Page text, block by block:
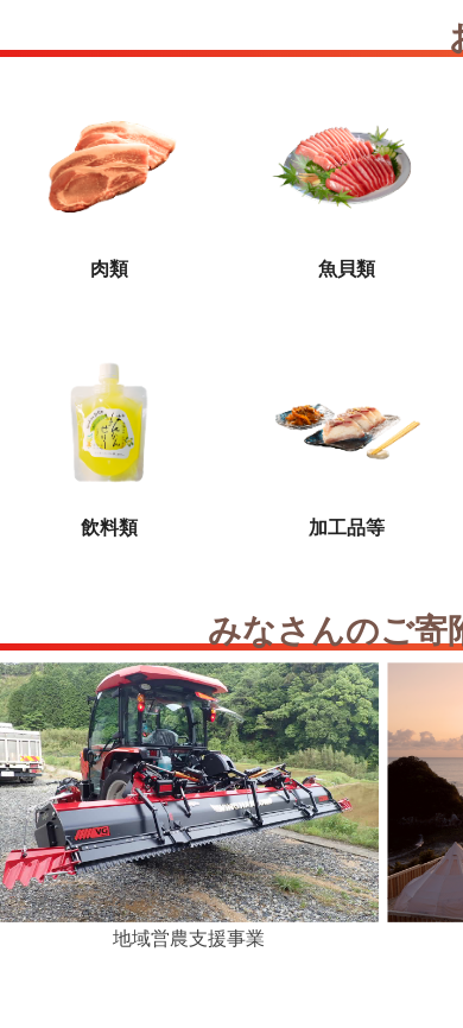
肉類 魚貝類
飲料類 加工品等
みなさんのご寄
地域営農支援事業